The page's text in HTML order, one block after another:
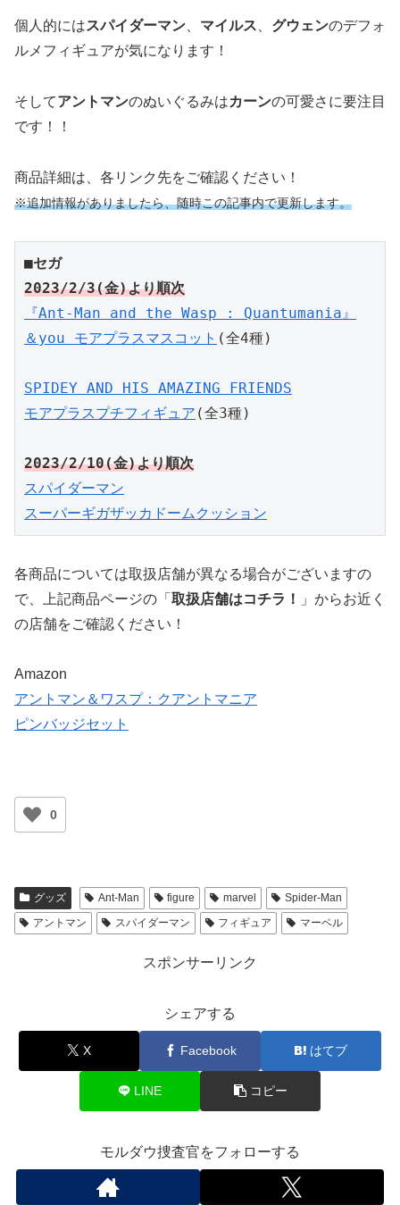
個人的にはスパイダーマン、 マイルス、 グウェンのデフォ
ルメフィギュアが気になります！
そしてアントマンのぬいぐるみはカーンの可愛さに要注目
です！！
商品詳細は、各リンク先をご確認ください！
※追加情報がありましたら、随時この記事内で更新します。
■セガ
2023/2/3(金)より順次
『Ant-Man and the Wasp : Quantumania』
＆you モアプラスマスコット (全4種)
SPIDEY AND HIS AMAZING FRIENDS
モアプラスプチフィギュア (全3種)
2023/2/10(金)より順次
スパイダーマン
スーパーギガザッカドームクッション
各商品については取扱店舗が異なる場合がございますの
で、上記商品ページの「 取扱店舗はコチラ！
」からお近く
の店舗をご確認ください！
Amazon
アントマン＆ワスプ：クアントマニア
ピンバッジセット
0
グッズ Ant-Man figure marvel
Spider-Man
アントマン
スパイダーマン フィギュア マーベル
スポンサーリンク
シェアする
X Facebook はてブ
LINE コピー
モルダウ捜査官をフォローする